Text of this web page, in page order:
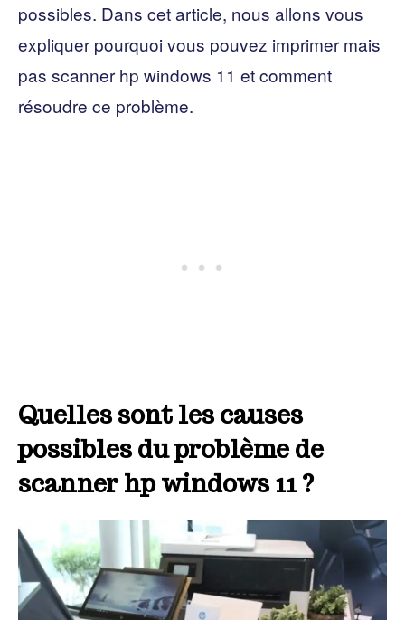
possibles. Dans cet article, nous allons vous
expliquer pourquoi vous pouvez imprimer mais
pas scanner hp windows 11 et comment
résoudre ce problème.
Quelles sont les causes
possibles du problème de
scanner hp windows 11 ?